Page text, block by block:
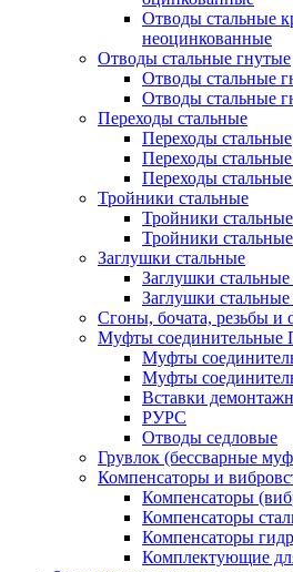
Отводы стальные
неоцинкованные
Отводы стальные гнутые
Отводы стальные
Отводы стальные
Переходы стальные
Переходы стальные
Переходы
Переходы
Тройники стальные
Тройники стальные
Тройники
Заглушки стальные
Заглушки
Заглушки
Сгоны, бочата, резьбы и
Муфты
Муфты
Муфты
Вставки
РУРС
Отводы седловые
Грувлок (бессварные
Компенсаторы и
Компенсаторы
Компенсаторы
Компенсаторы
Комплектующие